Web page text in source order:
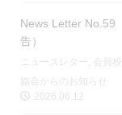
News Letter No.59
告）
ニュースレター, 会員
協会からのお知らせ
2026.06.12